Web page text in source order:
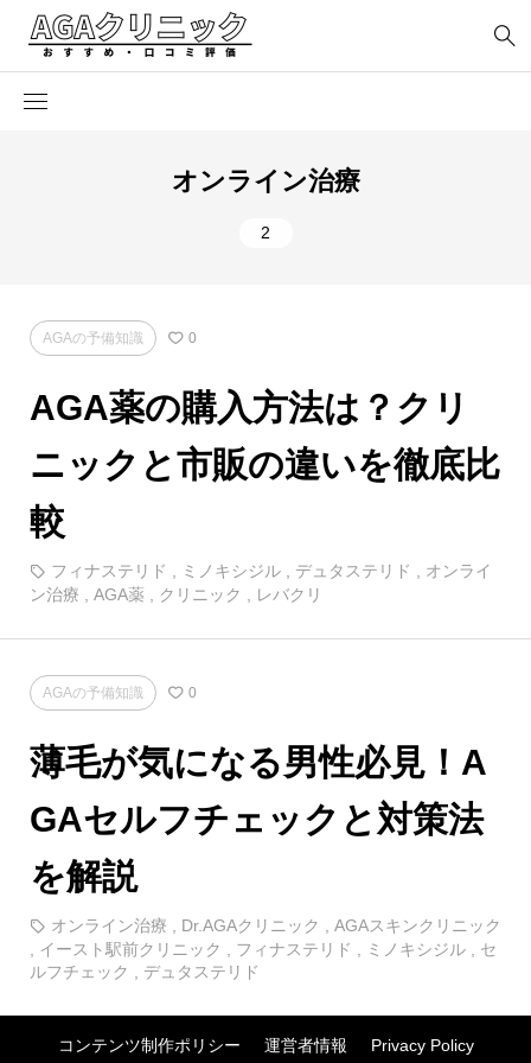
オンライン治療
2
AGAの予備知識 0
AGA薬の購入方法は？クリ
ニックと市販の違いを徹底比
較
フィナステリド , ミノキシジル , デュタステリド , オンライ
ン治療
AGA薬 クリニック レバクリ
AGAの予備知識 0
薄毛が気になる男性必見！A
GAセルフチェックと対策法
を解説
オンライン治療 , Dr.AGAクリニック , AGAスキンクリニック
, イースト駅前クリニック , フィナステリド , ミノキシジル , セ
ルフチェック , デュタステリド
コンテンツ制作ポリシー 運営者情報 Privacy Policy